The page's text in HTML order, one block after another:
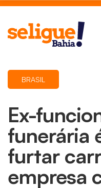
Ex-
funerária
furtar
empresa
BRASIL